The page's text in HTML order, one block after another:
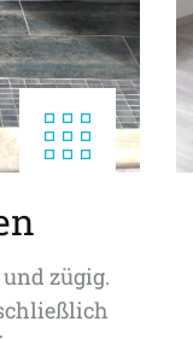
zügig.